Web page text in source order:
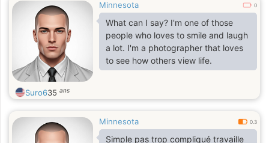
Minnesota 0
What can I say? I'm one of those
people who loves to smile and laugh
a lot. I'm a photographer that loves
to see how others view life.
Suro635 ans
Minnesota 0.3
Simple pas trop compliqué travaille